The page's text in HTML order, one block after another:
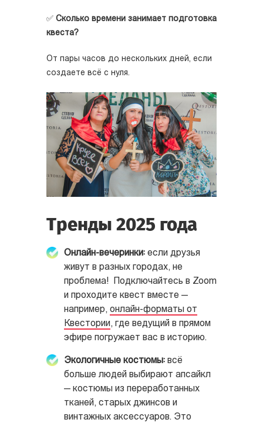
✅ Сколько времени занимает подготовка
квеста?
От пары часов до нескольких дней, если
создаете всё с нуля.
Тренды 2025 года
Онлайн-вечеринки: если друзья
живут в разных городах, не
проблема!
Подключайтесь в Zoom
и проходите квест вместе —
например, онлайн-форматы от
Квестории, где ведущий в прямом
эфире погружает вас в историю.
Экологичные костюмы: всё
больше людей выбирают апсайкл
— костюмы из переработанных
тканей, старых джинсов и
винтажных аксессуаров. Это